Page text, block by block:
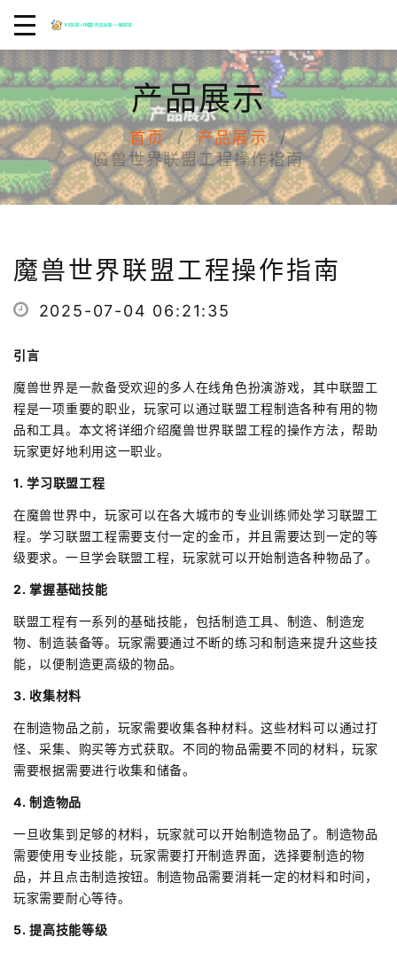
产品展示
首页
产品展示
魔兽世界联盟工程操作指南
魔兽世界联盟工程操作指南
2025-07-04 06:21:35
引言
魔兽世界是一款备受欢迎的多人在线角色扮演游戏，其中联盟工
程是一项重要的职业，玩家可以通过联盟工程制造各种有用的物
品和工具。本文将详细介绍魔兽世界联盟工程的操作方法，帮助
玩家更好地利用这一职业。
1. 学习联盟工程
在魔兽世界中，玩家可以在各大城市的专业训练师处学习联盟工
程。学习联盟工程需要支付一定的金币，并且需要达到一定的等
级要求。一旦学会联盟工程，玩家就可以开始制造各种物品了。
2. 掌握基础技能
联盟工程有一系列的基础技能，包括制造工具、制造、制造宠
物、制造装备等。玩家需要通过不断的练习和制造来提升这些技
能，以便制造更高级的物品。
3. 收集材料
在制造物品之前，玩家需要收集各种材料。这些材料可以通过打
怪、采集、购买等方式获取。不同的物品需要不同的材料，玩家
需要根据需要进行收集和储备。
4. 制造物品
一旦收集到足够的材料，玩家就可以开始制造物品了。制造物品
需要使用专业技能，玩家需要打开制造界面，选择要制造的物
品，并且点击制造按钮。制造物品需要消耗一定的材料和时间，
玩家需要耐心等待。
5. 提高技能等级